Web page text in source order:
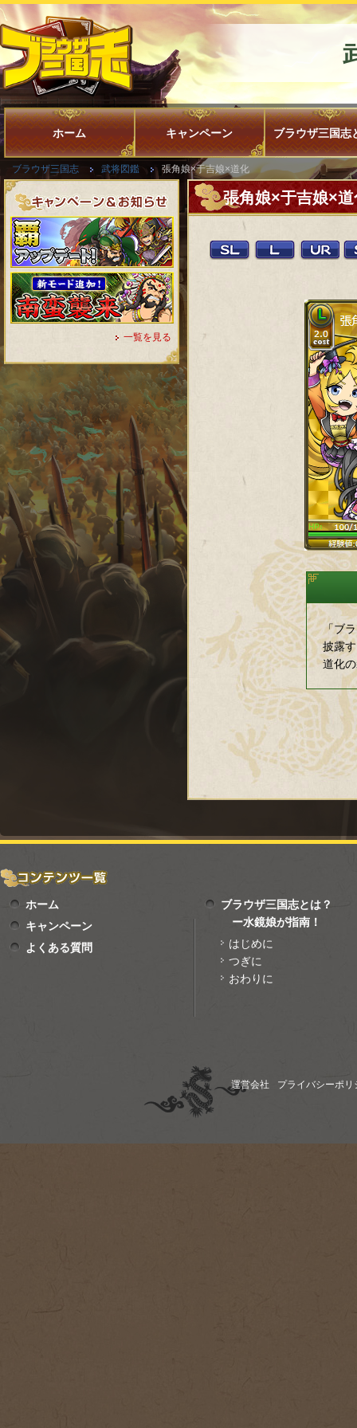
ホーム キャンペーン ブラウザ三国志
ブラウザ三国志 武将図鑑 張角娘×于吉娘×道化
一覧を見る
張角娘×于吉娘×道
「ブ
披露
道化
ホーム
キャンペーン
よくある質問
ブラウザ三国志とは？
ー水鏡娘が指南！
はじめに
つぎに
おわりに
運営会社 プライバシーポリ